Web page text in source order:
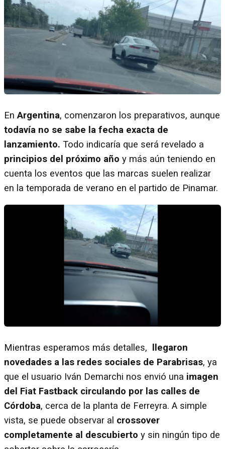
EnArgentina, comenzaron los preparativos, aunque
todavía no se sabe la fecha exacta de
lanzamiento. Todo indicaría que será revelado a
principios del próximo año y más aún teniendo en
cuenta los eventos que las marcas suelen realizar
en la temporada de verano en el partido de Pinamar.
Mientras esperamos más detalles,
llegaron
novedades a las redes sociales de Parabrisas, ya
que el usuario Iván Demarchi nos envió una imagen
del Fiat Fastback circulando por las calles de
Córdoba, cerca de la planta de Ferreyra. A simple
vista, se puede observar al crossover
completamente al descubierto y sin ningún tipo de